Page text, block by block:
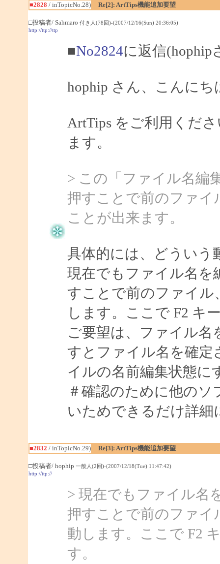
■2828 / inTopicNo.28) Re[2]: ArtTips機能追加要望
□投稿者/ Sahmaro 付き人(78回)-(2007/12/16(Sun) 20:36:05)
http://ttp://ttp
■No2824に返信(hophip
hophip さん、こんにち
ArtTips をご利用くだ
ます。
> この「ファイル名編
押すことで前のファイ
ことが出来ます。
具体的には、どういう
現在でもファイル名を
すことで前のファイル
します。ここで F2 キ
ご要望は、ファイル名
すとファイル名を確定
イルの名前編集状態に
＃確認のために他の
いためできるだけ詳
■2832 / inTopicNo.29) Re[3]: ArtTips機能追加要望
□投稿者/ hophip 一般人(2回)-(2007/12/18(Tue) 11:47:42)
http://ttp://
> 現在でもファイル名
押すことで前のファイ
動します。ここで F2
す。